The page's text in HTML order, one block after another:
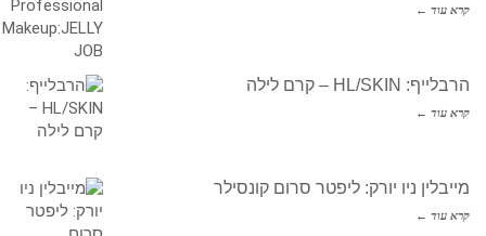
קרא עוד ←
הרבלייף: HL/SKIN – קרם לילה
קרא עוד ←
מייבלין ניו יורק: ליפטר סרום קונסילר
קרא עוד ←